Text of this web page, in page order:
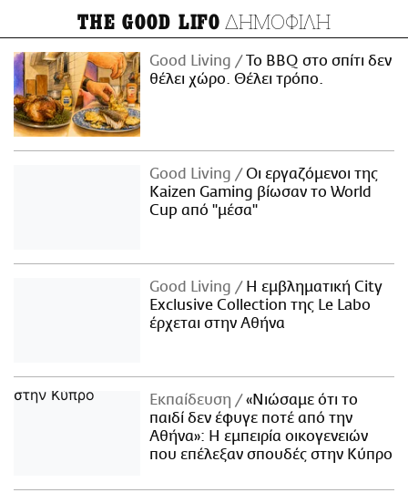
THE GOOD LIFO ΔΗΜΟΦΙΛΗ
Good Living
Το BBQ στο σπίτι δεν
θέλει χώρο. Θέλει τρόπο.
Good Living
Οι εργαζόμενοι της
Kaizen Gaming βίωσαν το World
Cup από "μέσα"
Good Living
Η εμβληματική City
Exclusive Collection της Le Labo
έρχεται στην Αθήνα
Εκπαίδευση
«Νιώσαμε ότι το
παιδί δεν έφυγε ποτέ από την
Αθήνα»: Η εμπειρία οικογενειών
που επέλεξαν σπουδές στην Κύπρο